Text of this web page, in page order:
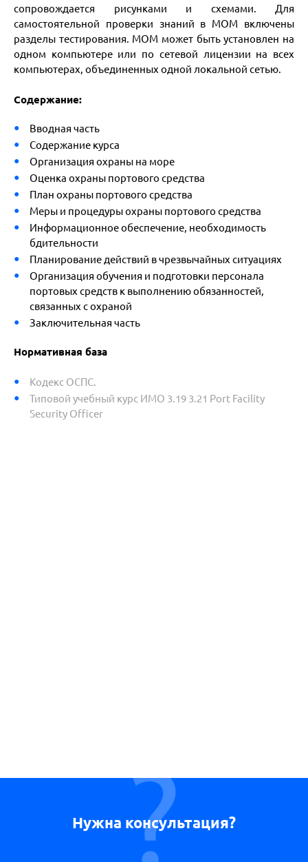
сопровождается рисунками и схемами. Для
самостоятельной проверки знаний в МОМ включены
разделы тестирования. МОМ может быть установлен на
одном компьютере или по сетевой лицензии на всех
компьютерах, объединенных одной локальной сетью.
Содержание:
Вводная часть
Содержание курса
Организация охраны на море
Оценка охраны портового средства
План охраны портового средства
Меры и процедуры охраны портового средства
Информационное обеспечение, необходимость
бдительности
Планирование действий в чрезвычайных ситуациях
Организация обучения и подготовки персонала
портовых средств к выполнению обязанностей,
связанных с охраной
Заключительная часть
Нормативная база
Кодекс ОСПС.
Типовой учебный курс ИМО 3.19 3.21 Port Facility
Security Officer
Нужна консультация?